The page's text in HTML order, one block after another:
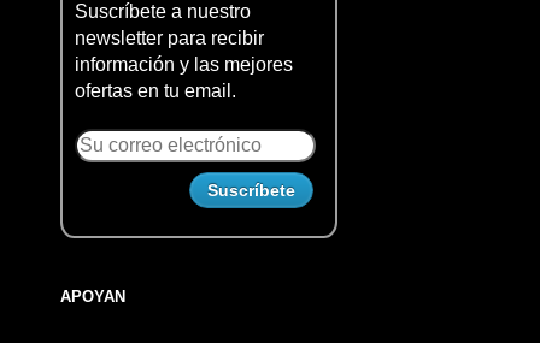
Suscríbete a nuestro
newsletter para recibir
información y las mejores
ofertas en tu email.
APOYAN